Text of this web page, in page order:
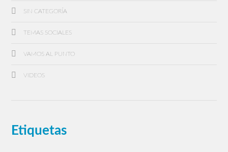
SIN CATEGORÍA
TEMAS SOCIALES
VAMOS AL PUNTO
VIDEOS
Etiquetas